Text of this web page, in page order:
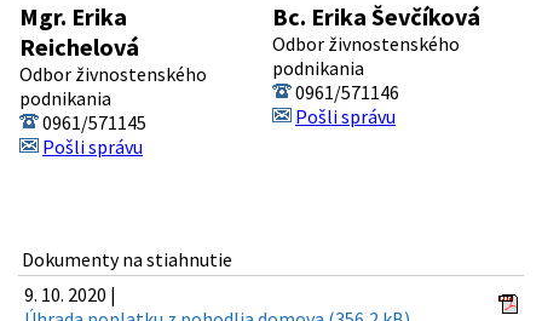
Mgr. Erika
Reichelová
Odbor živnostenského
podnikania
0961/571145
Pošli správu
Bc. Erika Ševčíková
Odbor živnostenského
podnikania
0961/571146
Pošli správu
Dokumenty na stiahnutie
9. 10. 2020 |